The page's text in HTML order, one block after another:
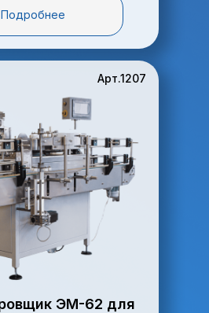
Арт.1207
Подробнее
ЭМ-62 для